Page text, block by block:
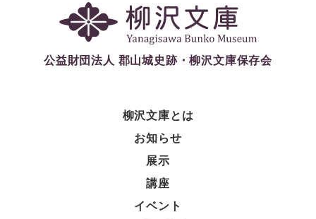
公益財団法人 郡山城史跡・柳沢文庫保存会
柳沢文庫とは
お知らせ
展示
講座
イベント